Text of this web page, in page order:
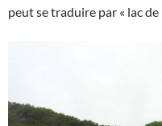
peut se traduire par « lac de